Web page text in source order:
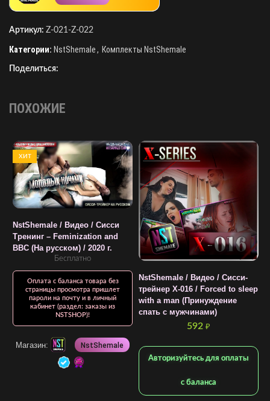
Артикул: Z-021-Z-022
Категории: NstShemale, Комплекты NstShemale
Поделиться:
ПОХОЖИЕ
ХИТ
NstShemale / Видео / Сисси
Тренинг – Feminization and
BBC (На русском) / 2020 г.
Бесплатно
Оплата с баланса товара без
страницы просмотра пришлет
пароли на почту и в личный
кабинет (раздел: заказы из
NSTSHOP)!
Магазин: NstShemale
NstShemale / Видео / Сисси-
трейнер X-016 / Forced to sleep
with a man (Принуждение
спать с мужчинами)
592 ₽
Авторизуйтесь для оплаты
с баланса